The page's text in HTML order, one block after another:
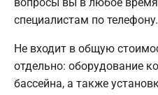
специалистам по телефону.
Не входит в общую
отдельно: оборудование
бассейна, а также